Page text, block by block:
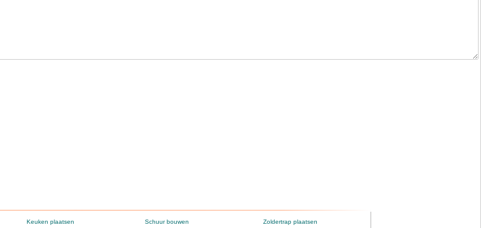
Keuken plaatsen Schuur bouwen Zoldertrap plaatsen